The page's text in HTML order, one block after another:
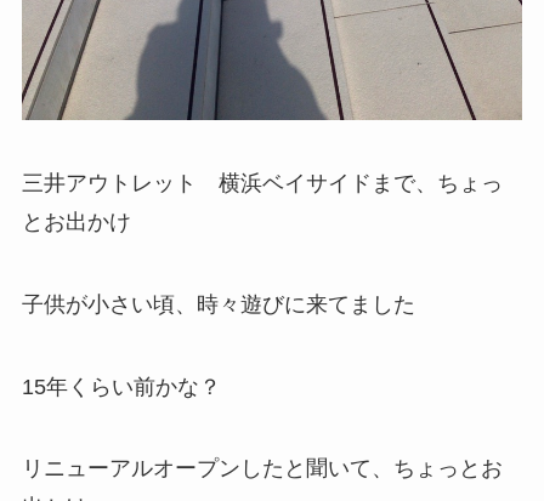
三井アウトレット 横浜ベイサイドまで、ちょっ
とお出かけ
子供が小さい頃、時々遊びに来てました
15年くらい前かな？
リニューアルオープンしたと聞いて、ちょっとお